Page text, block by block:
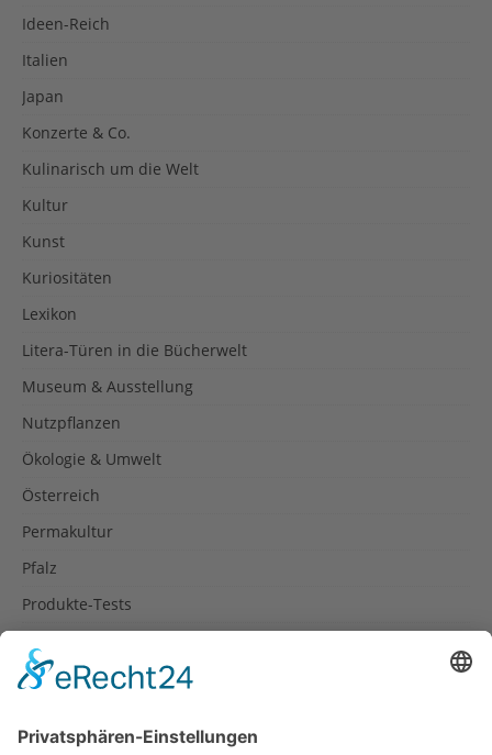
Ideen-Reich
Italien
Japan
Konzerte & Co.
Kulinarisch um die Welt
Kultur
Kunst
Kuriositäten
Lexikon
Litera-Türen in die Bücherwelt
Museum & Ausstellung
Nutzpflanzen
Ökologie & Umwelt
Österreich
Permakultur
Pfalz
Produkte-Tests
Rezepte
Spanien